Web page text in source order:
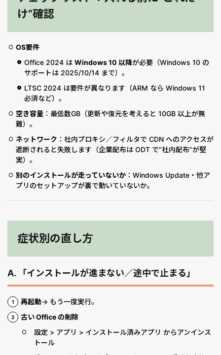
け”確認
OS要件
Office 2024 は Windows 10 以降が必要（Windows 10 の
サポートは 2025/10/14 まで）。
LTSC 2024 は要件が異なります（ARM なら Windows 11
必須など）。
空き容量 ：最低数GB（更新や復元を考えると 10GB 以上が無
難）。
ネットワーク ：社内プロキシ／フィルタで CDN へのアクセスが
遮断されると失敗します（企業配布は ODT で“社内配布”が堅
実）。
別のインストールが走っていないか ：Windows Update・他ア
プリのセットアップが裏で動いていないか。
症状別の直し方
A. 「インストールが進まない／途中で止まる」
再起動→ もう一度実行。
古い Office の削除
設定 > アプリ > インストール済みアプリ からアンインス
トール